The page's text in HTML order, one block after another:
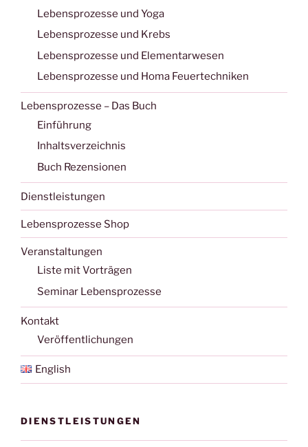
Lebensprozesse und Yoga
Lebensprozesse und Krebs
Lebensprozesse und Elementarwesen
Lebensprozesse und Homa Feuertechniken
Lebensprozesse – Das Buch
Einführung
Inhaltsverzeichnis
Buch Rezensionen
Dienstleistungen
Lebensprozesse Shop
Veranstaltungen
Liste mit Vorträgen
Seminar Lebensprozesse
Kontakt
Veröffentlichungen
English
DIENSTLEISTUNGEN